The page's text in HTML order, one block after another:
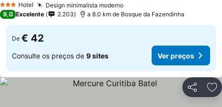
3 EstrelasHotel Design minimalista moderno
9,0 Excelente 2.203 a 8.0 km de Bosque da Fazendinha
De € 42
Consulte os preços de 9 sites Ver preços
Partilhar